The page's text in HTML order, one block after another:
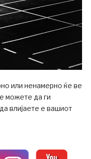
или ненамерно ќе ве
можете да ги
влијаете е вашиот